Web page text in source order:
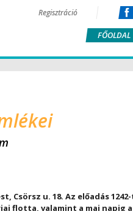
Regisztráció
FŐOLDAL
Csörsz u. 18. Az előadás
flotta, valamint a mai napig